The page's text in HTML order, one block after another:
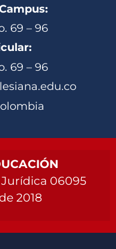
69 – 96
69 – 96
06095
2018